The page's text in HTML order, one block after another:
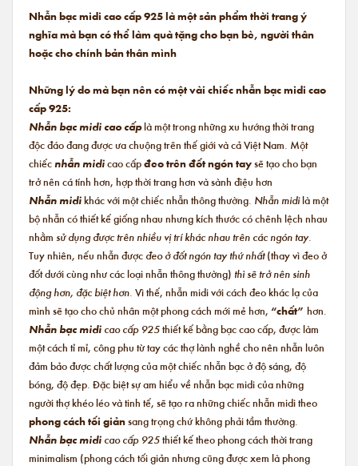
Nhẫn bạc midi cao cấp 925 là một sản phẩm thời trang ý
nghĩa mà bạn có thể làm quà tặng cho bạn bè, người thân
hoặc cho chính bản thân mình
Những lý do mà bạn nên có một vài chiếc nhẫn bạc midi cao
cấp 925:
Nhẫn bạc midi cao cấplà một trong những xu hướng thời trang
độc đáo đang được ưa chuộng trên thế giới và cả Việt Nam. Một
chiếcnhẫn midicao cấpđeo trên đốt ngón taysẽ tạo cho bạn
trở nên cá tính hơn, hợp thời trang hơn và sành điệu hơn
Nhẫn midikhác với một chiếc nhẫn thông thường. Nhẫn midilà một
bộ nhẫn có thiết kế giống nhau nhưng kích thước có chênh lệch nhau
nhằm sử dụng được trên nhiều vị trí khác nhau trên các ngón tay.
Tuy nhiên, nếu nhẫn được đeo ở đốt ngón tay thứ nhất(thay vì đeo ở
đốt dưới cùng như các loại nhẫn thông thường) thì sẽ trở nên sinh
động hơn, đặc biệt hơn. Vì thế, nhẫn midi với cách đeo khác lạ của
mình sẽ tạo cho chủ nhân một phong cách mới mẻ hơn, “chất” hơn.
Nhẫn bạc midi cao cấp 925thiết kế bằng bạc cao cấp, được làm
một cách tỉ mỉ, công phu từ tay các thợ lành nghề cho nên nhẫn luôn
đảm bảo được chất lượng của một chiếc nhẫn bạc ở độ sáng, độ
bóng, độ đẹp. Đặc biệt sự am hiểu về nhẫn bạc midi của những
người thợ khéo léo và tinh tế, sẽ tạo ra những chiếc nhẫn midi theo
phong cách tối giảnsang trọng chứ không phải tầm thường.
Nhẫn bạc midi cao cấp 925thiết kế theo phong cách thời trang
minimalism (phong cách tối giản nhưng cũng được xem là phong